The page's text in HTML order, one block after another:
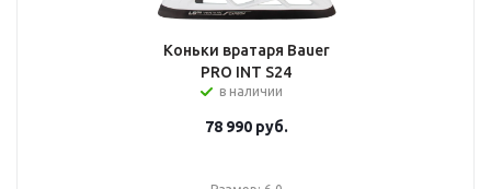
Коньки вратаря Bauer
PRO INT S24
в наличии
78 990руб.